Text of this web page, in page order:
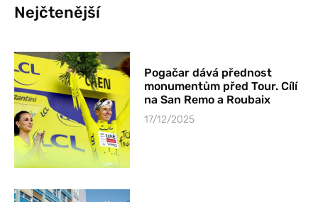
Nejčtenější
Pogačar dává přednost
monumentům před Tour. Cílí
na San Remo a Roubaix
17/12/2025